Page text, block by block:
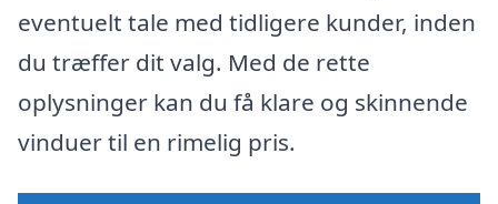
eventuelt tale med tidligere kunder, inden
du træffer dit valg. Med de rette
oplysninger kan du få klare og skinnende
vinduer til en rimelig pris.